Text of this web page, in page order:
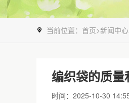
当前位置： 首页>新闻中心
编织袋的质量
时间：2025-10-30